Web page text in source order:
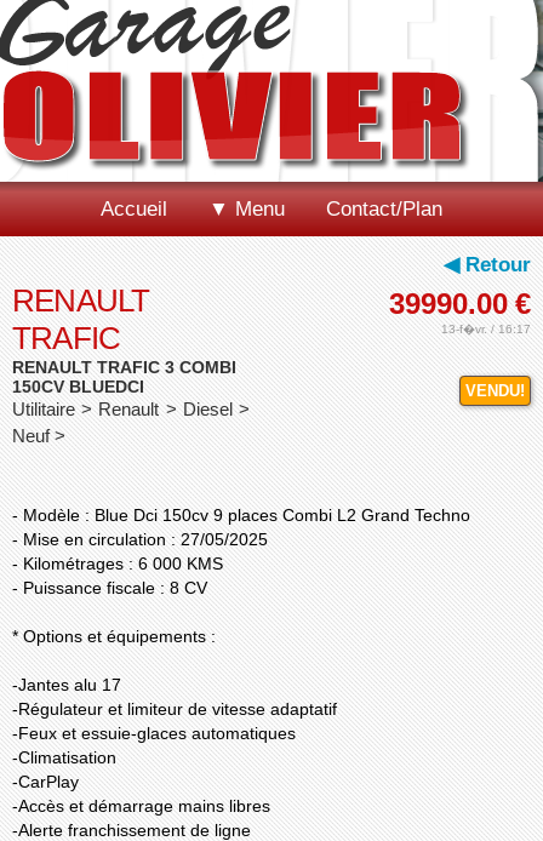
Accueil ▼ Menu Contact/Plan
◀ Retour
39990.00 €
13-f�vr. / 16:17
VENDU!
RENAULT
TRAFIC
RENAULT TRAFIC 3 COMBI
150CV BLUEDCI
Utilitaire > Renault > Diesel >
Neuf >
- Modèle : Blue Dci 150cv 9 places Combi L2 Grand Techno
- Mise en circulation : 27/05/2025
- Kilométrages : 6 000 KMS
- Puissance fiscale : 8 CV
* Options et équipements :
-Jantes alu 17
-Régulateur et limiteur de vitesse adaptatif
-Feux et essuie-glaces automatiques
-Climatisation
-CarPlay
-Accès et démarrage mains libres
-Alerte franchissement de ligne